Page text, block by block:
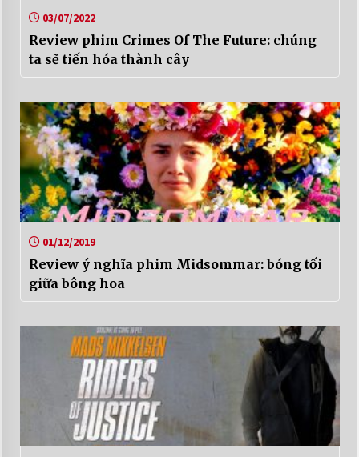
03/07/2022
Review phim Crimes Of The Future: chúng
ta sẽ tiến hóa thành cây
01/12/2019
Review ý nghĩa phim Midsommar: bóng tối
giữa bông hoa